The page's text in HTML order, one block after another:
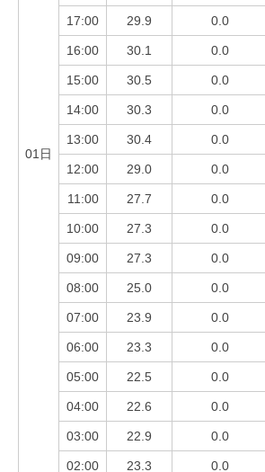
01日
17:00 29.9 0.0
16:00 30.1 0.0
15:00 30.5 0.0
14:00 30.3 0.0
13:00 30.4 0.0
12:00 29.0 0.0
11:00 27.7 0.0
10:00 27.3 0.0
09:00 27.3 0.0
08:00 25.0 0.0
07:00 23.9 0.0
06:00 23.3 0.0
05:00 22.5 0.0
04:00 22.6 0.0
03:00 22.9 0.0
02:00 23.3 0.0